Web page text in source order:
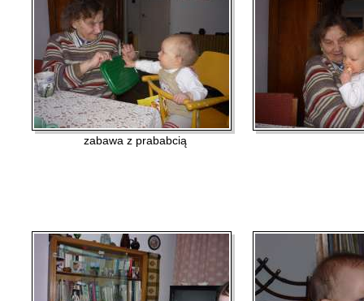
zabawa z prababcią